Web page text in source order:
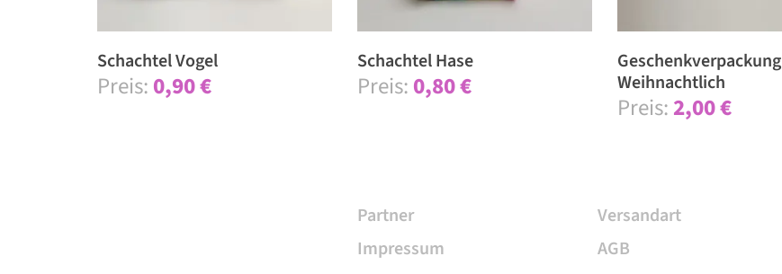
Schach­tel Vogel
0,90€
Schach­tel Hase
0,80€
Ge­schenkverpackung
Weihnachtlich
2,00€
Partner
Impressum
Versandart
AGB